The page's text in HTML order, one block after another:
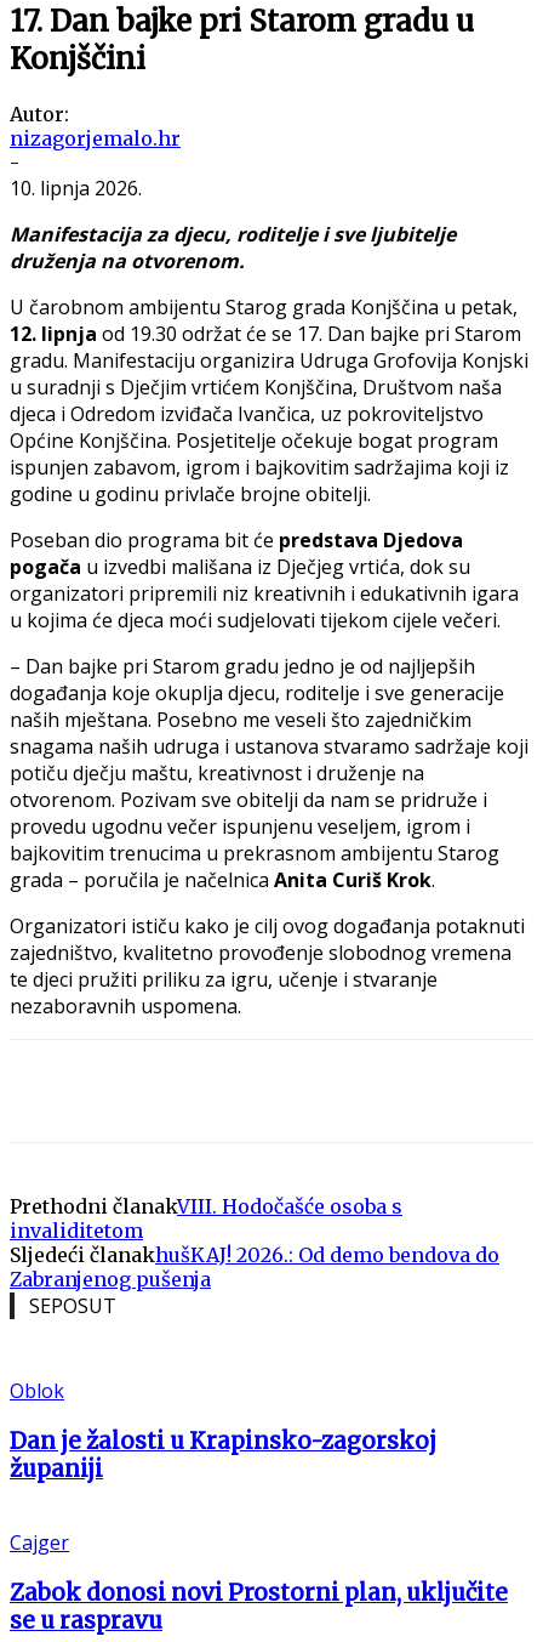
17. Dan bajke pri Starom gradu u
Konjščini
Autor:
nizagorjemalo.hr
-
10. lipnja 2026.
Manifestacija za djecu, roditelje i sve ljubitelje
druženja na otvorenom.
U čarobnom ambijentu Starog grada Konjščina u petak,
12. lipnja od 19.30 održat će se 17. Dan bajke pri Starom
gradu. Manifestaciju organizira Udruga Grofovija Konjski
u suradnji s Dječjim vrtićem Konjščina, Društvom naša
djeca i Odredom izviđača Ivančica, uz pokroviteljstvo
Općine Konjščina. Posjetitelje očekuje bogat program
ispunjen zabavom, igrom i bajkovitim sadržajima koji iz
godine u godinu privlače brojne obitelji.
Poseban dio programa bit će predstava Djedova
pogača u izvedbi mališana iz Dječjeg vrtića, dok su
organizatori pripremili niz kreativnih i edukativnih igara
u kojima će djeca moći sudjelovati tijekom cijele večeri.
– Dan bajke pri Starom gradu jedno je od najljepših
događanja koje okuplja djecu, roditelje i sve generacije
naših mještana. Posebno me veseli što zajedničkim
snagama naših udruga i ustanova stvaramo sadržaje koji
potiču dječju maštu, kreativnost i druženje na
otvorenom. Pozivam sve obitelji da nam se pridruže i
provedu ugodnu večer ispunjenu veseljem, igrom i
bajkovitim trenucima u prekrasnom ambijentu Starog
grada – poručila je načelnica Anita Curiš Krok.
Organizatori ističu kako je cilj ovog događanja potaknuti
zajedništvo, kvalitetno provođenje slobodnog vremena
te djeci pružiti priliku za igru, učenje i stvaranje
nezaboravnih uspomena.
Prethodni članakVIII. Hodočašće osoba s
invaliditetom
Sljedeći članakhušKAJ! 2026.: Od demo bendova do
Zabranjenog pušenja
SEPOSUT
Oblok
Dan je žalosti u Krapinsko-zagorskoj
županiji
Cajger
Zabok donosi novi Prostorni plan, uključite
se u raspravu